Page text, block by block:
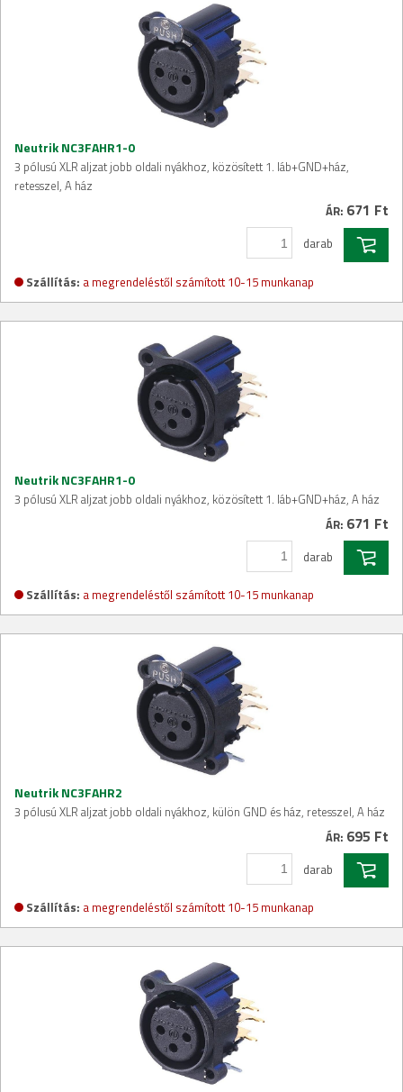
Neutrik NC3FAHR1-0
3 pólusú XLR aljzat jobb oldali nyákhoz, közösített 1. láb+GND+ház,
retesszel, A ház
ÁR: 671 Ft
darab
Szállítás: a megrendeléstől számított 10-15 munkanap
Neutrik NC3FAHR1-0
3 pólusú XLR aljzat jobb oldali nyákhoz, közösített 1. láb+GND+ház, A ház
ÁR: 671 Ft
darab
Szállítás: a megrendeléstől számított 10-15 munkanap
Neutrik NC3FAHR2
3 pólusú XLR aljzat jobb oldali nyákhoz, külön GND és ház, retesszel, A ház
ÁR: 695 Ft
darab
Szállítás: a megrendeléstől számított 10-15 munkanap